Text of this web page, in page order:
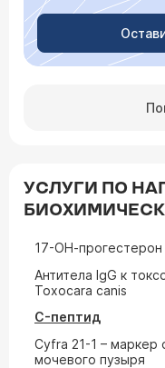
УСЛУГИ ПО
17-ОН-прогестерон
Aнтитела IgG к
Toxocara canis
C-пептид
Cyfra 21-1 – маркер
мочевого пузыря